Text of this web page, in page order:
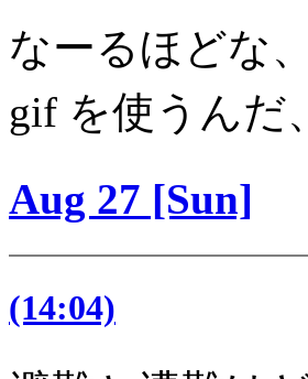
なーるほどな
gif を使うんだ
Aug 27 [Sun]
(14:04)